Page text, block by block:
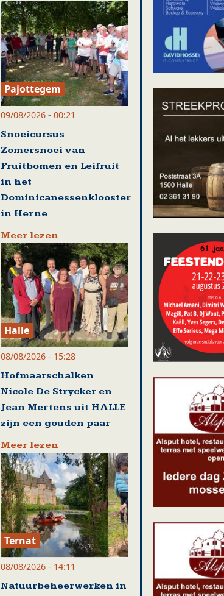
Pajottegem
09/08/2026 - 00:21
Snoeicursus
Zomersnoei van
Fruitbomen en Leifruit
in het
Dominicanessenklooster
in Herne
Meer lezen
Halle
08/08/2026 - 15:28
Hofmaarschalken
Nicole De Strycker en
Jean Mertens uit HALLE
zijn een gouden paar
Meer lezen
Ternat
08/08/2026 - 14:11
Natuurbeheerwerken in